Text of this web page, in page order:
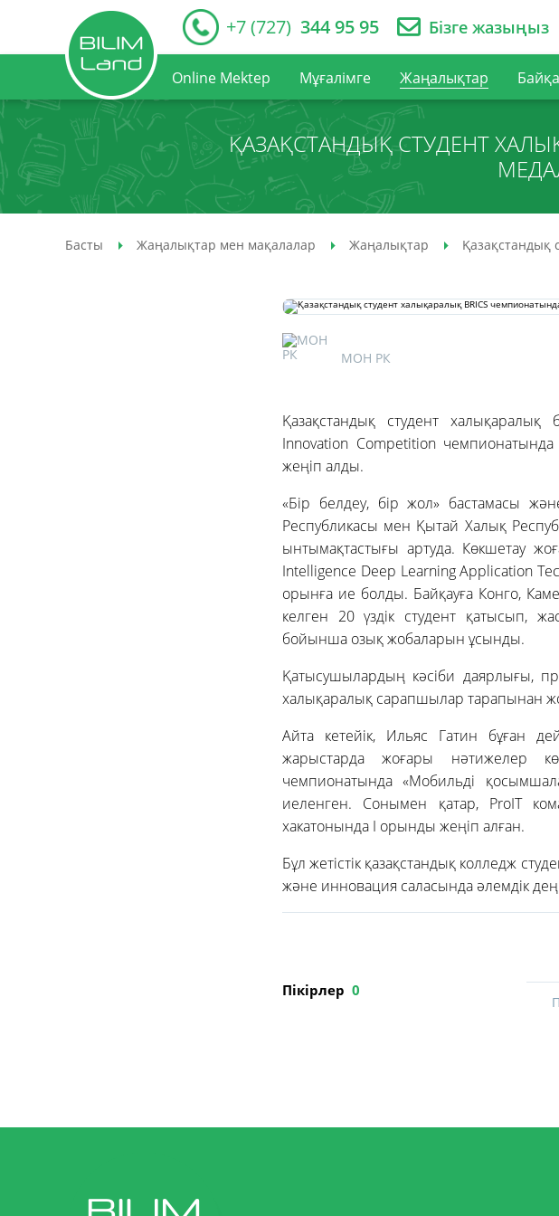
+7 (727) 344 95 95 Бізге жазыңыз
Online Mektep Мұғалімге Жаңалықтар
ҚАЗАҚСТАНДЫҚ СТУДЕНТ
Басты Жаңалықтар мен мақалалар Жаңалықтар Қазақстандық
МОН РК
Қазақстандық студент
Innovation Competition
жеңіп алды.
«Бір белдеу, бір жол» бастамасы
Республикасы мен Қытай Халық
ынтымақтастығы артуда. Көкшетау
Intelligence Deep Learning Application
орынға ие болды. Байқауға Конго,
келген 20 үздік студент қатысып,
бойынша озық жобаларын ұсынды.
Қатысушылардың кәсіби даярлығы,
халықаралық сарапшылар тарапынан
Айта кетейік, Ильяс Гатин бұған
жарыстарда жоғары нәтижелер
чемпионатында «Мобильді
иеленген. Сонымен қатар, ProIT
хакатонында І орынды жеңіп алған.
Бұл жетістік қазақстандық колледж
және инновация саласында әлемдік
Пікірлер 0